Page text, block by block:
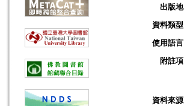
出版地
資料類型
使用語言
附註項
資料來源